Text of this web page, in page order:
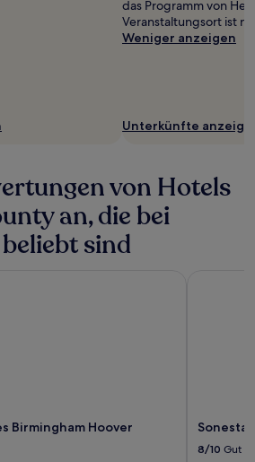
das Programm von
Veranstaltungsort ist
Weniger anzeigen
Unterkünfte
von Hotels
an, die bei
sind
Birmingham Hoover Sonesta
8/10 Gut